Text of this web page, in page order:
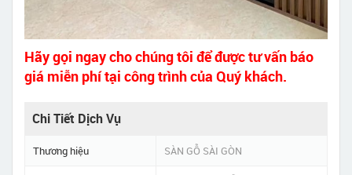
Hãy gọi ngay cho chúng tôi để được tư vấn báo
giá miễn phí tại công trình của Quý khách.
Chi Tiết Dịch Vụ
Thương hiệu SÀN GỖ SÀI GÒN